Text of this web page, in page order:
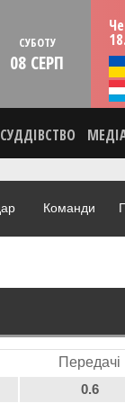
СУБОТУ
08 СЕРП
СУДДІВСТВО
Команди
Передачі
0.6